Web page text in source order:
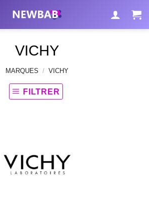
VICHY
MARQUES / VICHY
FILTRER